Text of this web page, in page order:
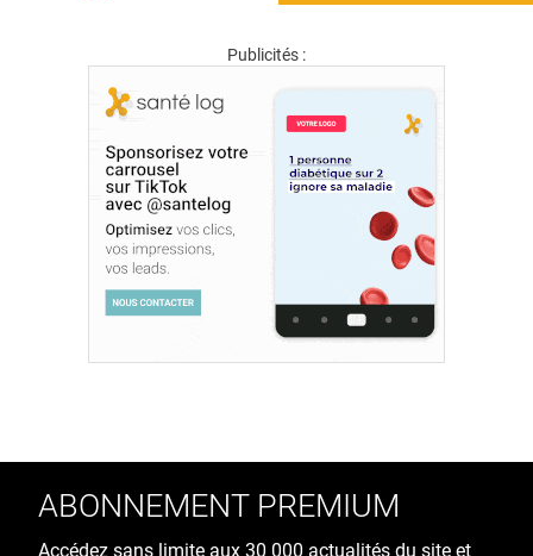
Publicités :
ABONNEMENT PREMIUM
Accédez sans limite aux 30 000 actualités du site et